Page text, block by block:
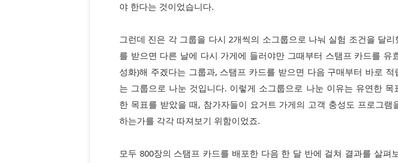
야 한다는 것이었습니다.
그런데 진은 각 그룹을 다시 2개씩의 소그룹으로 나눠 실험 조건을 달
를 받으면 다른 날에 다시 가게에 들러야만 그때부터 스탬프 카드를 유
성화)해 주겠다는 그룹과, 스탬프 카드를 받으면 다음 구매부터 바로
는 그룹으로 나눈 것입니다. 이렇게 소그룹으로 나눈 이유는 유연한 목
한 목표를 받았을 때, 참가자들이 요거트 가게의 고객 충성도 프로그램
하는가를 각각 따져보기 위함이었죠.
모두 800장의 스탬프 카드를 배포한 다음 한 달 반에 걸쳐 결과를 살펴